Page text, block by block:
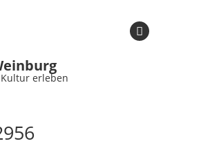
erleben